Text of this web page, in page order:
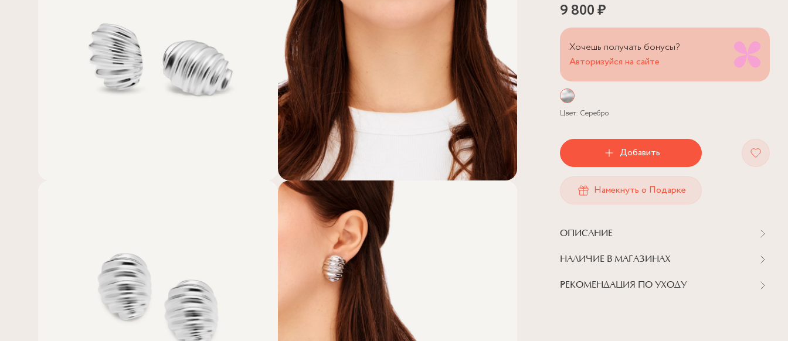
9 800 ₽
Хочешь получать бонусы?
Авторизуйся на сайте
Цвет: Серебро
Добавить
Намекнуть о Подарке
ОПИСАНИЕ
НАЛИЧИЕ В МАГАЗИНАХ
РЕКОМЕНДАЦИЯ ПО УХОДУ